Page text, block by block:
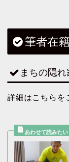
筆者在
まちの隠
詳細はこちらを